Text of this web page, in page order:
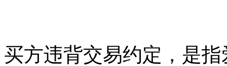
买方违背交易约定，是